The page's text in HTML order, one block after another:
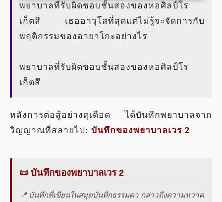
พยาบาลที่รับผิดชอบชั้นสองของหอศิลป์โร
เก็ตสึ เธออาวุโสที่สุดแต่ไม่รู้จะจัดการกับ
พฤติกรรมของอายาโกะอย่างไร
พยาบาลที่รับผิดชอบชั้นสองของหอศิลป์โร
เก็ตสึ
หลังการต่อสู้อย่างดุเดือด ได้บันทึกพยาบาลจาก
วิญญาณที่สลายไป: บันทึกของพยาบาลเวร 2
📜 บันทึกของพยาบาลเวร 2
📍 บันทึกที่เขียนในสมุดบันทึกธรรมดา กล่าวถึงความหวาด